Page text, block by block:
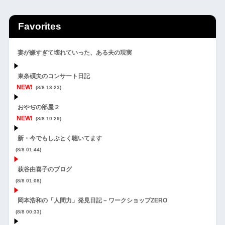
Favorites
妻が嫌すぎて壊れていった、ある夫の現実
東条碩夫のコンサート日記
NEW!
(8/8 13:23)
おやぢの部屋２
NEW!
(8/8 10:29)
新・今でもしぶとく聴いてます
(8/8 01:44)
萩谷由喜子のブログ
(8/8 01:08)
岡本浩和の「人間力」発見日記 – ワークショップZERO
(8/8 00:33)